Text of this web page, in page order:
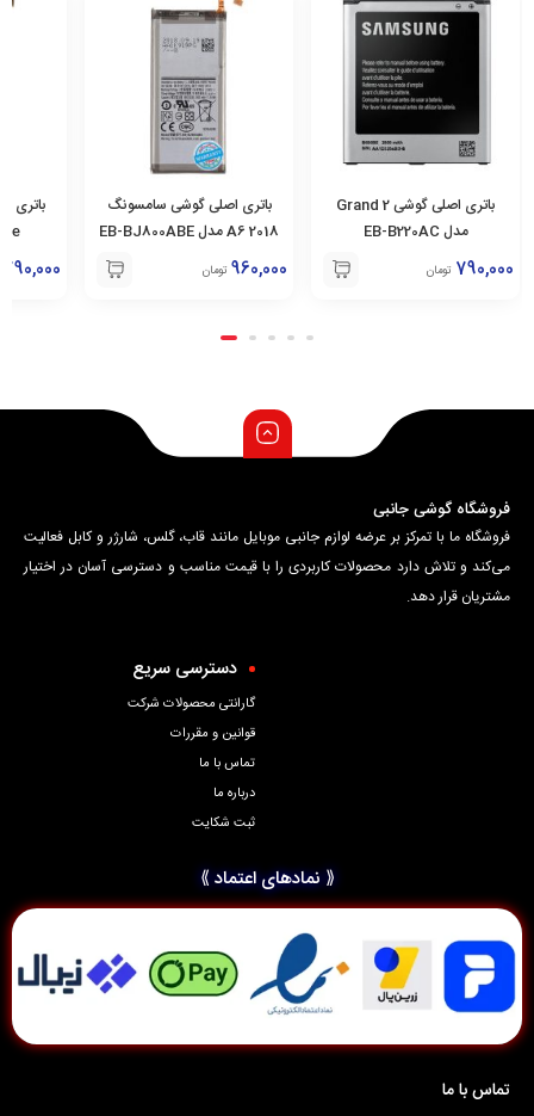
باتری اصلی گوشی سامسونگ
960,000 تومان
باتری اصلی گوشی سامسونگ
S6 Edge مدل EB-
790,000 تومان
باتری
C9 pro مدل EB-BC900ABE
790,000
فروشگاه گوشی جانبی
فروشگاه ما با تمرکز بر عرضه لوازم جانبی موبایل مانند قاب، گلس، شارژر و کابل فعالیت
می‌کند و تلاش دارد محصولات کاربردی را با قیمت مناسب و دسترسی آسان در اختیار
مشتریان قرار دهد.
دسترسی سریع
گارانتی محصولات شرکت
قوانین و مقررات
تماس با ما
درباره ما
ثبت شکایت
⟪ نمادهای اعتماد ⟫
تماس با ما